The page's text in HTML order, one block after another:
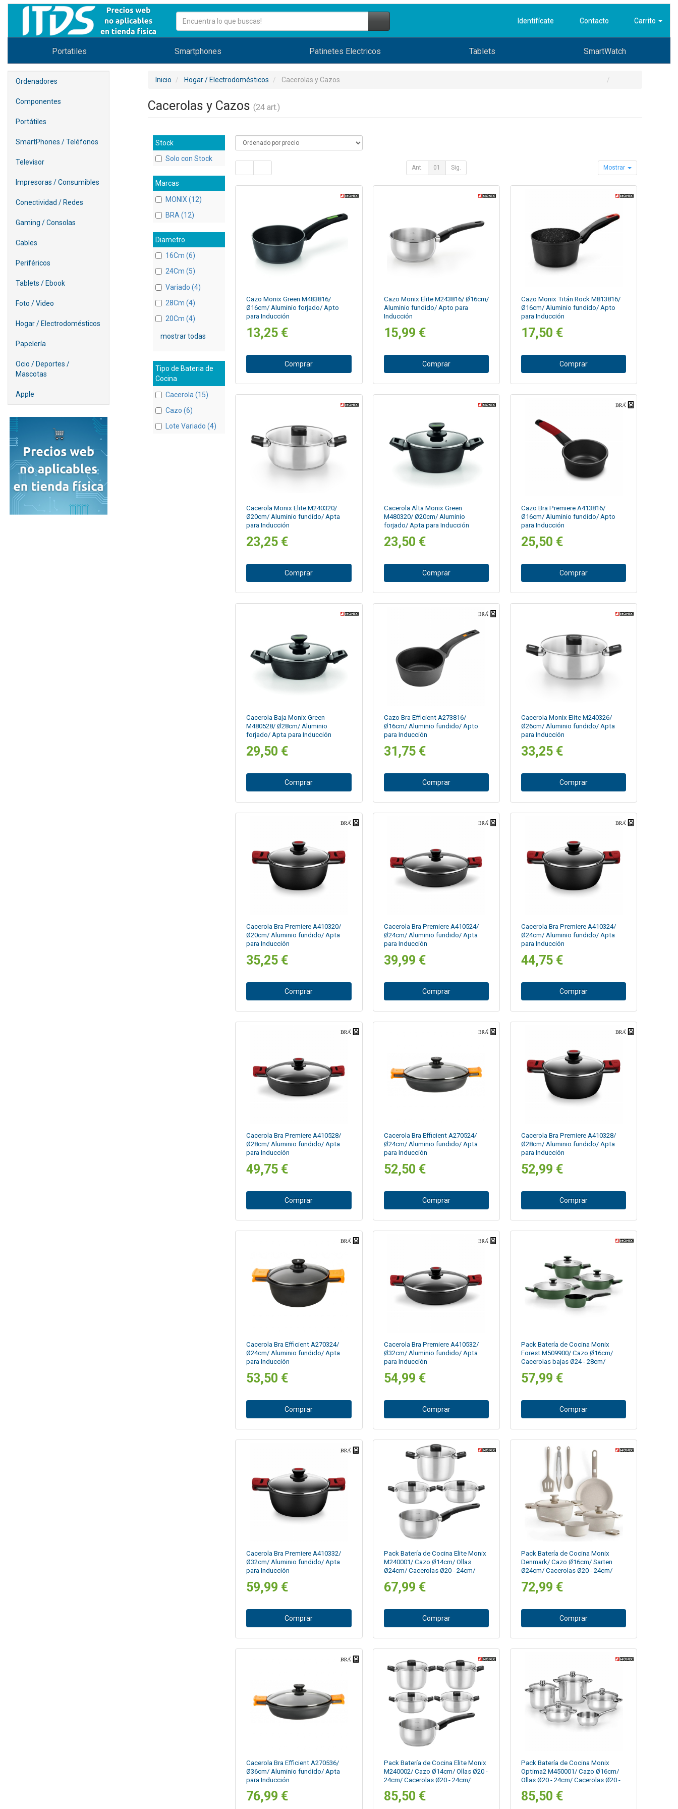
Identifícate Contacto Carrito
Portatiles Smartphones Patinetes Electricos Tablets SmartWatch
Ordenadores
Componentes
Portátiles
SmartPhones / Teléfonos
Televisor
Impresoras / Consumibles
Conectividad / Redes
Gaming / Consolas
Cables
Periféricos
Tablets / Ebook
Foto / Video
Hogar / Electrodomésticos
Papelería
Ocio / Deportes /
Mascotas
Apple
Inicio Hogar / Electrodomésticos Cacerolas y Cazos
Cacerolas y Cazos (24 art.)
Stock
Solo con Stock
Marcas
MONIX (12)
BRA (12)
Diametro
16Cm (6)
24Cm (5)
Variado (4)
28Cm (4)
20Cm (4)
mostrar todas
Tipo de Bateria de
Cocina
Cacerola (15)
Cazo (6)
Lote Variado (4)
Ant. 01 Sig. Mostrar
Cazo Monix Green M483816/
Ø16cm/ Aluminio forjado/ Apto
para Inducción
13,25 €
Comprar
Cazo Monix Elite M243816/ Ø16cm/
Aluminio fundido/ Apto para
Inducción
15,99 €
Comprar
Cazo Monix Titán Rock M813816/
Ø16cm/ Aluminio fundido/ Apto
para Inducción
17,50 €
Comprar
Cacerola Monix Elite M240320/
Ø20cm/ Aluminio fundido/ Apta
para Inducción
23,25 €
Comprar
Cacerola Alta Monix Green
M480320/ Ø20cm/ Aluminio
forjado/ Apta para Inducción
23,50 €
Comprar
Cazo Bra Premiere A413816/
Ø16cm/ Aluminio fundido/ Apto
para Inducción
25,50 €
Comprar
Cacerola Baja Monix Green
M480528/ Ø28cm/ Aluminio
forjado/ Apta para Inducción
29,50 €
Comprar
Cazo Bra Efficient A273816/
Ø16cm/ Aluminio fundido/ Apto
para Inducción
31,75 €
Comprar
Cacerola Monix Elite M240326/
Ø26cm/ Aluminio fundido/ Apta
para Inducción
33,25 €
Comprar
Cacerola Bra Premiere A410320/
Ø20cm/ Aluminio fundido/ Apta
para Inducción
35,25 €
Comprar
Cacerola Bra Premiere A410524/
Ø24cm/ Aluminio fundido/ Apta
para Inducción
39,99 €
Comprar
Cacerola Bra Premiere A410324/
Ø24cm/ Aluminio fundido/ Apta
para Inducción
44,75 €
Comprar
Cacerola Bra Premiere A410528/
Ø28cm/ Aluminio fundido/ Apta
para Inducción
49,75 €
Comprar
Cacerola Bra Efficient A270524/
Ø24cm/ Aluminio fundido/ Apta
para Inducción
52,50 €
Comprar
Cacerola Bra Premiere A410328/
Ø28cm/ Aluminio fundido/ Apta
para Inducción
52,99 €
Comprar
Cacerola Bra Efficient A270324/
Ø24cm/ Aluminio fundido/ Apta
para Inducción
53,50 €
Comprar
Cacerola Bra Premiere A410532/
Ø32cm/ Aluminio fundido/ Apta
para Inducción
54,99 €
Comprar
Pack Batería de Cocina Monix
Forest M509900/ Cazo Ø16cm/
Cacerolas bajas Ø24 - 28cm/
Inoxidable/ Apta para Inducción
57,99 €
Comprar
Cacerola Bra Premiere A410332/
Ø32cm/ Aluminio fundido/ Apta
para Inducción
59,99 €
Comprar
Pack Batería de Cocina Elite Monix
M240001/ Cazo Ø14cm/ Ollas
Ø24cm/ Cacerolas Ø20 - 24cm/
Inducción
67,99 €
Comprar
Pack Batería de Cocina Monix
Denmark/ Cazo Ø16cm/ Sarten
Ø24cm/ Cacerolas Ø20 - 24cm/
Inducción
72,99 €
Comprar
Cacerola Bra Efficient A270536/
Ø36cm/ Aluminio fundido/ Apta
para Inducción
76,99 €
Pack Batería de Cocina Elite Monix
M240002/ Cazo Ø14cm/ Ollas Ø20 -
24cm/ Cacerolas Ø20 - 24cm/
Inducción
85,50 €
Pack Batería de Cocina Monix
Optima2 M450001/ Cazo Ø16cm/
Ollas Ø20 - 24cm/ Cacerolas Ø20 -
Inducción
85,50 €